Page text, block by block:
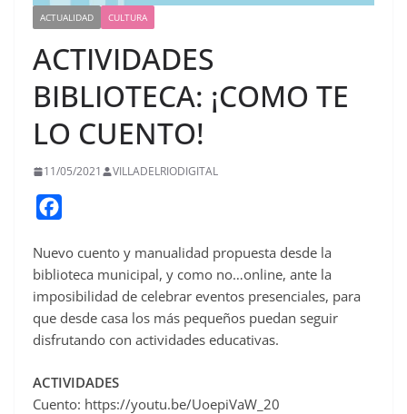
ACTUALIDAD CULTURA
ACTIVIDADES
BIBLIOTECA: ¡COMO TE
LO CUENTO!
11/05/2021 VILLADELRIODIGITAL
c
e
b
o
k
Nuevo cuento y manualidad propuesta desde la
biblioteca municipal, y como no…online, ante la
imposibilidad de celebrar eventos presenciales, para
que desde casa los más pequeños puedan seguir
disfrutando con actividades educativas.
ACTIVIDADES
Cuento: https://youtu.be/UoepiVaW_20